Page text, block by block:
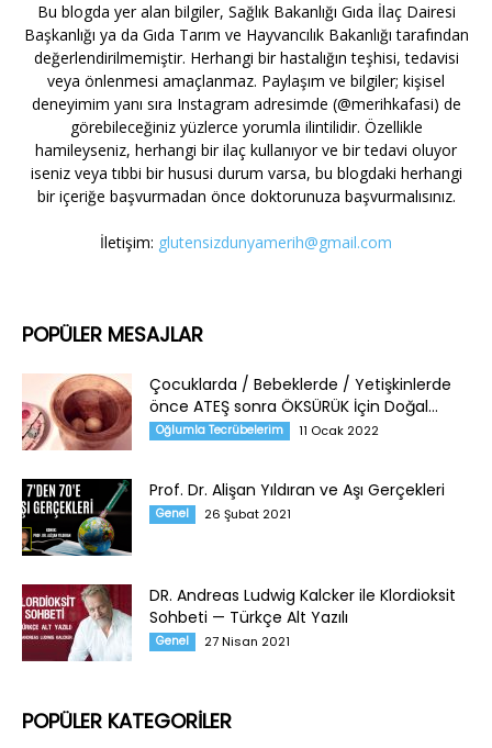
Bu blogda yer alan bilgiler, Sağlık Bakanlığı Gıda İlaç Dairesi
Başkanlığı ya da Gıda Tarım ve Hayvancılık Bakanlığı tarafından
değerlendirilmemiştir. Herhangi bir hastalığın teşhisi, tedavisi
veya önlenmesi amaçlanmaz. Paylaşım ve bilgiler; kişisel
deneyimim yanı sıra Instagram adresimde (@merihkafasi) de
görebileceğiniz yüzlerce yorumla ilintilidir. Özellikle
hamileyseniz, herhangi bir ilaç kullanıyor ve bir tedavi oluyor
iseniz veya tıbbi bir hususi durum varsa, bu blogdaki herhangi
bir içeriğe başvurmadan önce doktorunuza başvurmalısınız.
İletişim: glutensizdunyamerih@gmail.com
POPÜLER MESAJLAR
Çocuklarda / Bebeklerde / Yetişkinlerde
önce ATEŞ sonra ÖKSÜRÜK İçin Doğal...
Oğlumla Tecrübelerim 11 Ocak 2022
Prof. Dr. Alişan Yıldıran ve Aşı Gerçekleri
Genel 26 Şubat 2021
DR. Andreas Ludwig Kalcker ile Klordioksit
Sohbeti — Türkçe Alt Yazılı
Genel 27 Nisan 2021
POPÜLER KATEGORİLER